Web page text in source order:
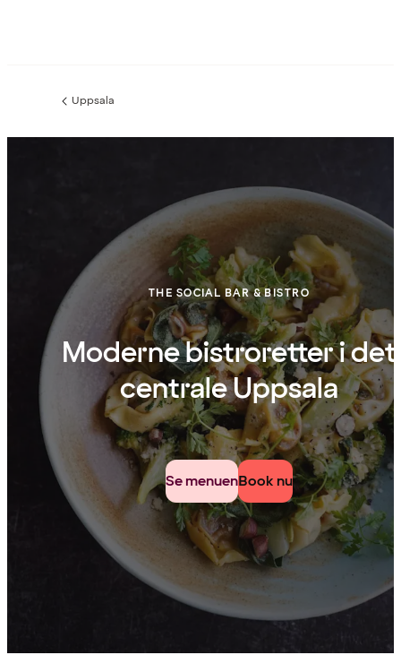
Forrige
:
Uppsala
THE SOCIAL BAR & BISTRO
Moderne bistroretter i det
centrale Uppsala
Se menuenBook nu